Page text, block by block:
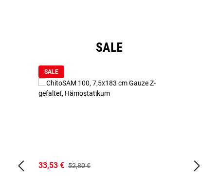
SALE
SALE
33,53 € 52,80 €